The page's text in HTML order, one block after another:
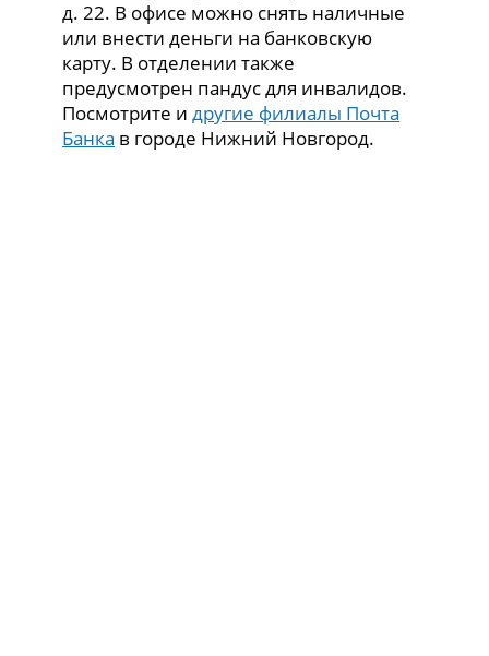
д. 22. В офисе можно снять наличные
или внести деньги на банковскую
карту. В отделении также
предусмотрен пандус для инвалидов.
Посмотрите идругие филиалы Почта
Банка в городе Нижний Новгород.